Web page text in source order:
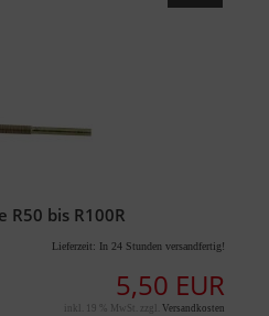
R50 bis R100R
Lieferzeit: In 24 Stunden versandfertig!
5,50 EUR
inkl. 19 % MwSt. zzgl. Versandkosten